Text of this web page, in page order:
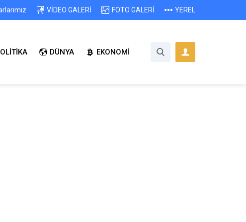
VİDEO GALERİ FOTO GALERİ YEREL
DÜNYA EKONOMİ